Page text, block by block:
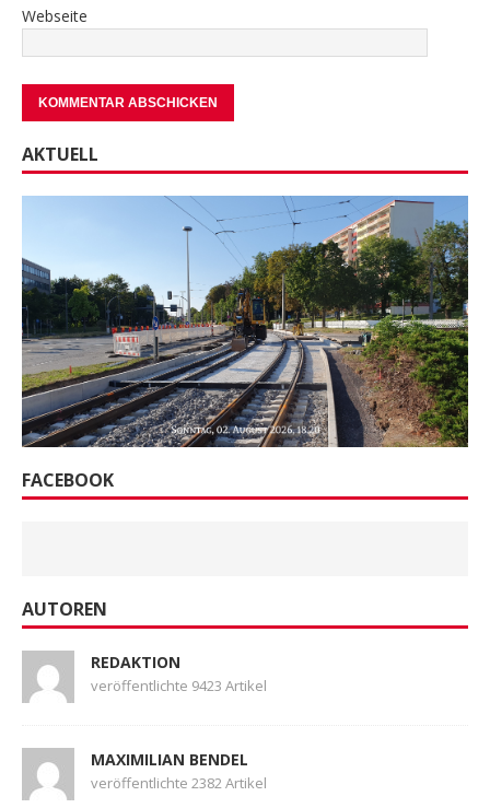
Webseite
AKTUELL
FACEBOOK
AUTOREN
REDAKTION
veröffentlichte 9423 Artikel
MAXIMILIAN BENDEL
veröffentlichte 2382 Artikel